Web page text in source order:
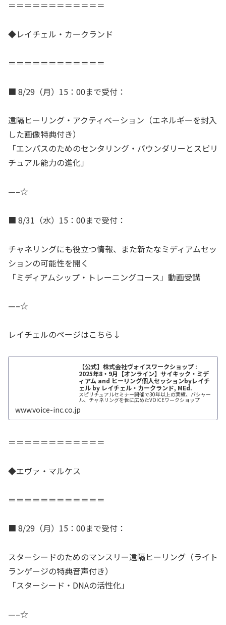
＝＝＝＝＝＝＝＝＝＝＝＝
◆レイチェル・カークランド
＝＝＝＝＝＝＝＝＝＝＝＝
■ 8/29（月）15：00まで受付：
遠隔ヒーリング・アクティベーション（エネルギーを封入
した画像特典付き）
「エンパスのためのセンタリング・バウンダリーとスピリ
チュアル能力の進化」
—–☆
■ 8/31（水）15：00まで受付：
チャネリングにも役立つ情報、また新たなミディアムセッ
ションの可能性を開く
「ミディアムシップ・トレーニングコース」動画受講
—–☆
レイチェルのページはこちら↓
【公式】株式会社ヴォイスワークショップ :
2025年8・9月【オンライン】サイキック・ミデ
ィアム and ヒーリング個人セッションbyレイチ
ェル by レイチェル・カークランド, MEd.
スピリチュアルセミナー開催で30年以上の実績、バシャー
ル、チャネリングを世に広めたVOICEワークショップ
www.voice-inc.co.jp
＝＝＝＝＝＝＝＝＝＝＝＝
◆エヴァ・マルケス
＝＝＝＝＝＝＝＝＝＝＝＝
■ 8/29（月）15：00まで受付：
スターシードのためのマンスリー遠隔ヒーリング（ライト
ランゲージの特典音声付き）
「スターシード・DNAの活性化」
—–☆